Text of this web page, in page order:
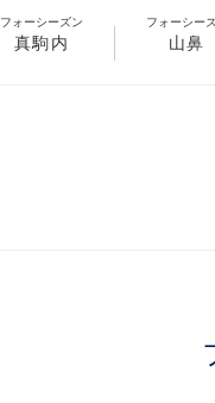
フォーシーズン
真駒内
フォーシー
山鼻